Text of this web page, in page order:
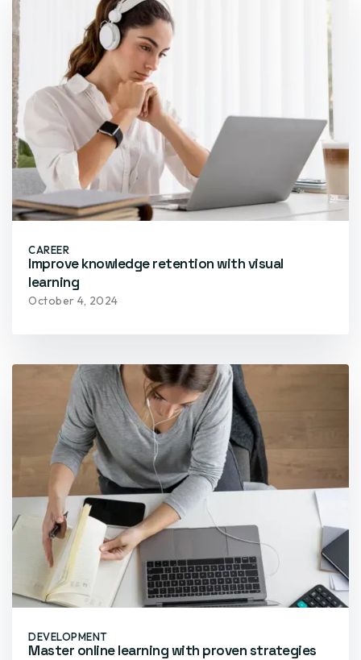
CAREER
Improve knowledge retention with visual
learning
October 4, 2024
DEVELOPMENT
Master online learning with proven strategies